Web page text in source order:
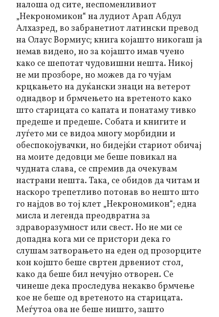
налоша од сите, неспоменливиот
„Некрономикон“ на лудиот Арап Абдул
Алхазред, во забранетиот латински превод
на Олаус Вормиус; книга којашто никогаш ја
немав видено, но за којашто имав чуено
како се шепотат чудовишни нешта. Никој
не ми прозборе, но можев да го чујам
крцкањето на дуќански знаци на ветерот
однадвор и брмчењето на вретеното како
што старицата со капата и понатаму тивко
предеше и предеше. Собата и книгите и
луѓето ми се видоа многу морбидни и
обеспокојувачки, но бидејќи стариот обичај
на моите дедовци ме беше повикал на
чудната слава, се спремив да очекувам
настрани нешта. Така, се обидов да читам и
наскоро трепетливо потонав во нешто што
го најдов во тој клет „Некрономикон“; една
мисла и легенда преодвратна за
здраворазумност или свест. Но не ми се
допадна кога ми се пристори дека го
слушам затворањето на еден од прозорците
кон којшто беше свртен дрвениот стол,
како да беше бил нечујно отворен. Се
чинеше дека проследува некакво брмчење
кое не беше од вретеното на старицата.
Меѓутоа ова не беше ништо, зашто